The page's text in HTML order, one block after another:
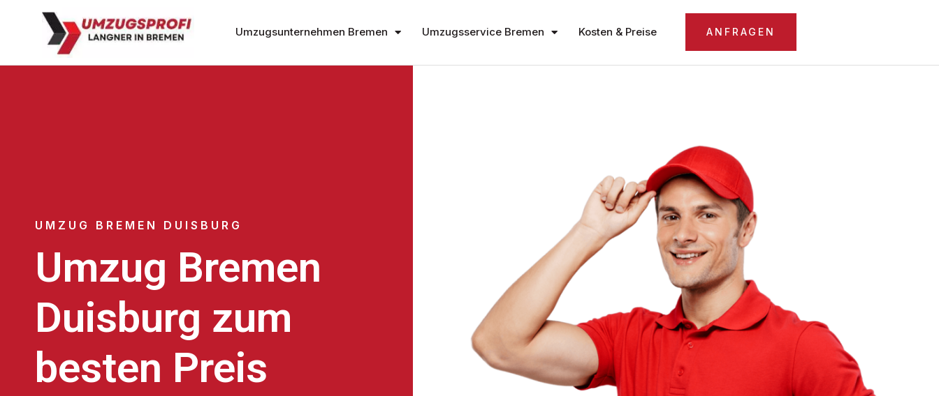
Umzugsunternehmen Bremen Umzugsservice Bremen Kosten & Preise ANFRAGEN
UMZUG BREMEN DUISBURG
Umzug Bremen
Duisburg zum
besten Preis